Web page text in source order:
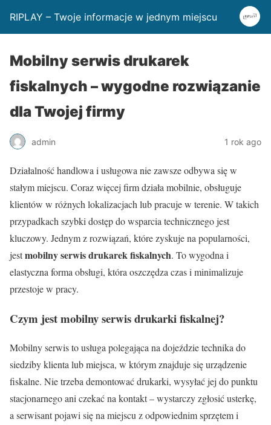
RIPLAY – Twoje informacje w jednym miejscu
Mobilny serwis drukarek
fiskalnych – wygodne rozwiązanie
dla Twojej firmy
admin 1 rok ago
Działalność handlowa i usługowa nie zawsze odbywa się w
stałym miejscu. Coraz więcej firm działa mobilnie, obsługuje
klientów w różnych lokalizacjach lub pracuje w terenie. W takich
przypadkach szybki dostęp do wsparcia technicznego jest
kluczowy. Jednym z rozwiązań, które zyskuje na popularności,
jestmobilny serwis drukarek fiskalnych. To wygodna i
elastyczna forma obsługi, która oszczędza czas i minimalizuje
przestoje w pracy.
Czym jest mobilny serwis drukarki fiskalnej?
Mobilny serwis to usługa polegająca na dojeździe technika do
siedziby klienta lub miejsca, w którym znajduje się urządzenie
fiskalne. Nie trzeba demontować drukarki, wysyłać jej do punktu
stacjonarnego ani czekać na kontakt – wystarczy zgłosić usterkę,
a serwisant pojawi się na miejscu z odpowiednim sprzętem i